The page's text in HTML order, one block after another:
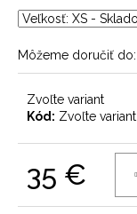
Môžeme doručiť do:
Zvoľte variant
Kód: Zvoľte variant
35 €